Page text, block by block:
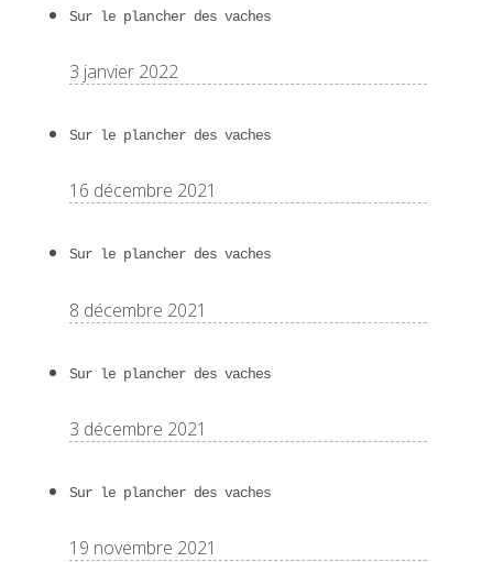
Sur le plancher des vaches
3 janvier 2022
Sur le plancher des vaches
16 décembre 2021
Sur le plancher des vaches
8 décembre 2021
Sur le plancher des vaches
3 décembre 2021
Sur le plancher des vaches
19 novembre 2021